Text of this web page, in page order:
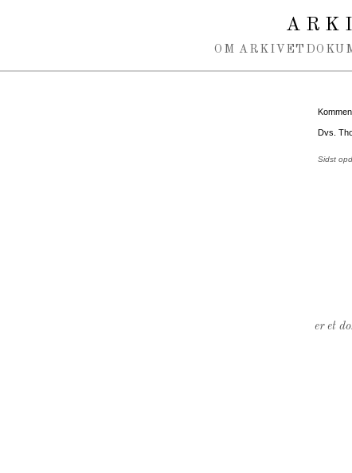
OM ARKIVET
Dvs.
Sidst
er et